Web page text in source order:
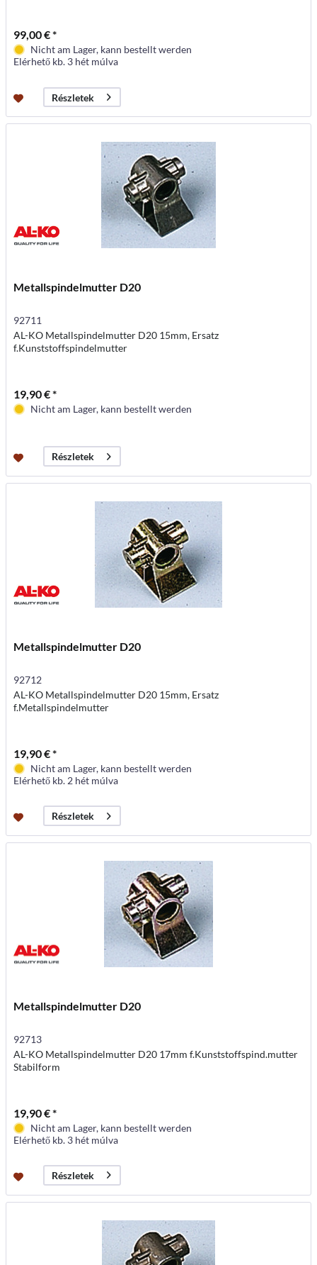
99,00 € *
Nicht am Lager, kann bestellt werden
Elérhető kb. 3 hét múlva
Részletek
Metallspindelmutter D20
92711
AL-KO Metallspindelmutter D20 15mm, Ersatz
f.Kunststoffspindelmutter
19,90 € *
Nicht am Lager, kann bestellt werden
Részletek
Metallspindelmutter D20
92712
AL-KO Metallspindelmutter D20 15mm, Ersatz
f.Metallspindelmutter
19,90 € *
Nicht am Lager, kann bestellt werden
Elérhető kb. 2 hét múlva
Részletek
Metallspindelmutter D20
92713
AL-KO Metallspindelmutter D20 17mm f.Kunststoffspind.mutter
Stabilform
19,90 € *
Nicht am Lager, kann bestellt werden
Elérhető kb. 3 hét múlva
Részletek